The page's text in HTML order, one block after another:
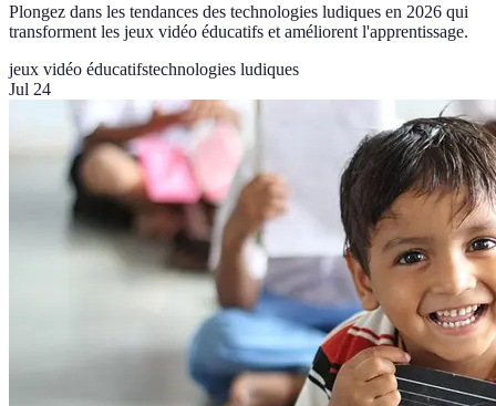
Plongez dans les tendances des technologies ludiques en 2026 qui
transforment les jeux vidéo éducatifs et améliorent l'apprentissage.
jeux vidéo éducatifstechnologies ludiques
Jul 24